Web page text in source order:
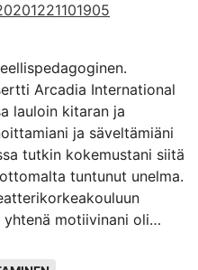
Arcadia International
lauloin kitaran ja
ja säveltämiäni
tutkin kokemustani siitä
tuntunut unelma.
motiivinani oli
Naulakallion